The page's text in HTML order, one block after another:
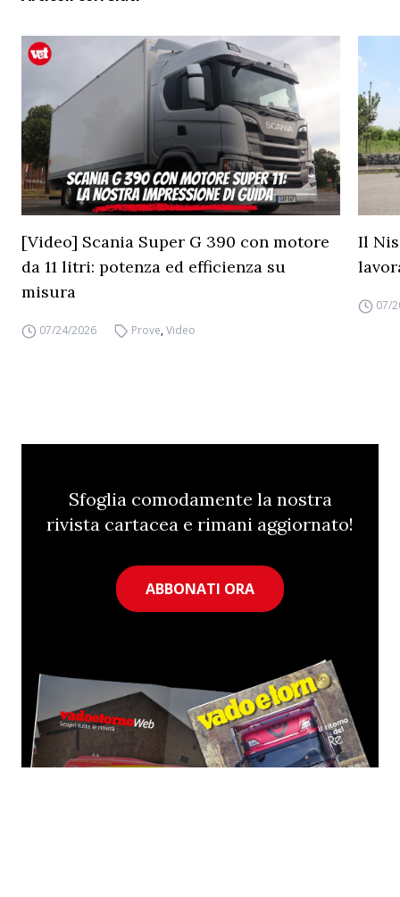
[Video] Scania Super G 390 con motore
da 11 litri: potenza ed efficienza su
misura
07/24/2026 Prove,Video
Il
07/
Sfoglia comodamente la nostra
rivista cartacea e rimani aggiornato!
ABBONATI ORA